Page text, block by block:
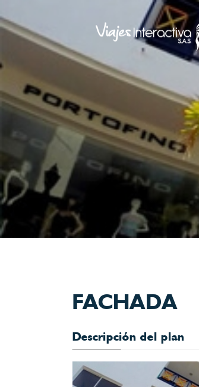
FACHADA
Descripción del plan